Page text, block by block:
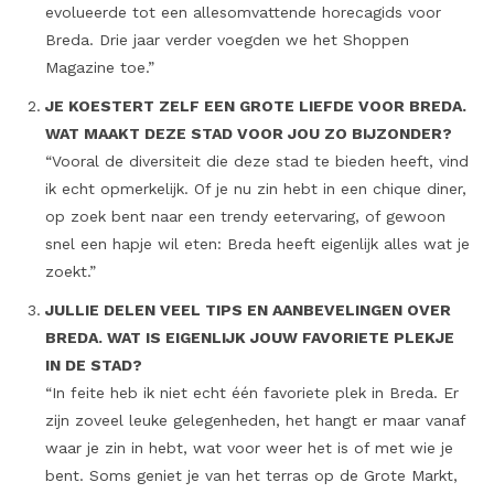
evolueerde tot een allesomvattende horecagids voor
Breda. Drie jaar verder voegden we het Shoppen
Magazine toe.”
JE KOESTERT ZELF EEN GROTE LIEFDE VOOR BREDA.
WAT MAAKT DEZE STAD VOOR JOU ZO BIJZONDER?
“Vooral de diversiteit die deze stad te bieden heeft, vind
ik echt opmerkelijk. Of je nu zin hebt in een chique diner,
op zoek bent naar een trendy eetervaring, of gewoon
snel een hapje wil eten: Breda heeft eigenlijk alles wat je
zoekt.”
JULLIE DELEN VEEL TIPS EN AANBEVELINGEN OVER
BREDA. WAT IS EIGENLIJK JOUW FAVORIETE PLEKJE
IN DE STAD?
“In feite heb ik niet echt één favoriete plek in Breda. Er
zijn zoveel leuke gelegenheden, het hangt er maar vanaf
waar je zin in hebt, wat voor weer het is of met wie je
bent. Soms geniet je van het terras op de Grote Markt,